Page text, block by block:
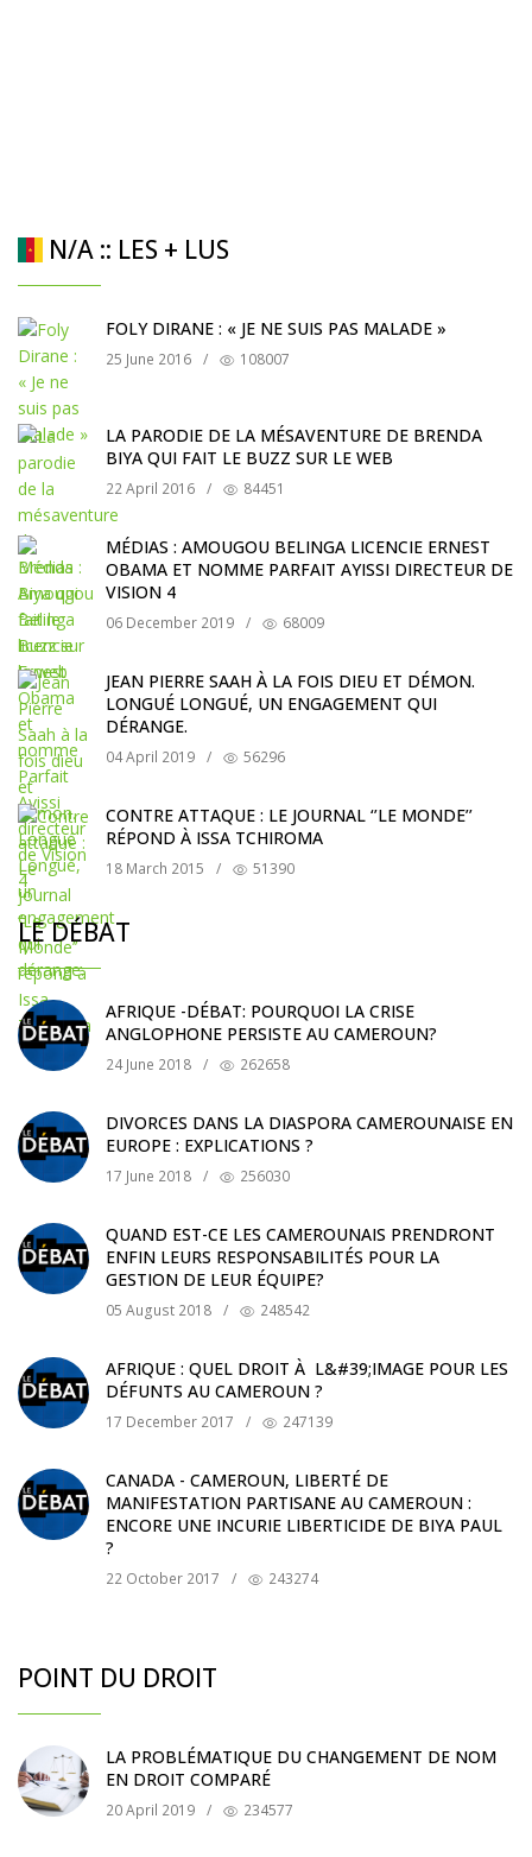
N/A :: LES + LUS
FOLY DIRANE : « JE NE SUIS PAS MALADE »
25 June 2016 / 108007
LA PARODIE DE LA MÉSAVENTURE DE BRENDA
BIYA QUI FAIT LE BUZZ SUR LE WEB
22 April 2016 / 84451
MÉDIAS : AMOUGOU BELINGA LICENCIE ERNEST
OBAMA ET NOMME PARFAIT AYISSI DIRECTEUR DE
VISION 4
06 December 2019 / 68009
JEAN PIERRE SAAH À LA FOIS DIEU ET DÉMON.
LONGUÉ LONGUÉ, UN ENGAGEMENT QUI
DÉRANGE.
04 April 2019 / 56296
CONTRE ATTAQUE : LE JOURNAL ‘’LE MONDE’’
RÉPOND À ISSA TCHIROMA
18 March 2015 / 51390
LE DÉBAT
AFRIQUE -DÉBAT: POURQUOI LA CRISE
ANGLOPHONE PERSISTE AU CAMEROUN?
24 June 2018 / 262658
DIVORCES DANS LA DIASPORA CAMEROUNAISE EN
EUROPE : EXPLICATIONS ?
17 June 2018 / 256030
QUAND EST-CE LES CAMEROUNAIS PRENDRONT
ENFIN LEURS RESPONSABILITÉS POUR LA
GESTION DE LEUR ÉQUIPE?
05 August 2018 / 248542
AFRIQUE : QUEL DROIT À L&#39;IMAGE POUR LES
DÉFUNTS AU CAMEROUN ?
17 December 2017 / 247139
CANADA - CAMEROUN, LIBERTÉ DE
MANIFESTATION PARTISANE AU CAMEROUN :
ENCORE UNE INCURIE LIBERTICIDE DE BIYA PAUL
?
22 October 2017 / 243274
POINT DU DROIT
LA PROBLÉMATIQUE DU CHANGEMENT DE NOM
EN DROIT COMPARÉ
20 April 2019 / 234577